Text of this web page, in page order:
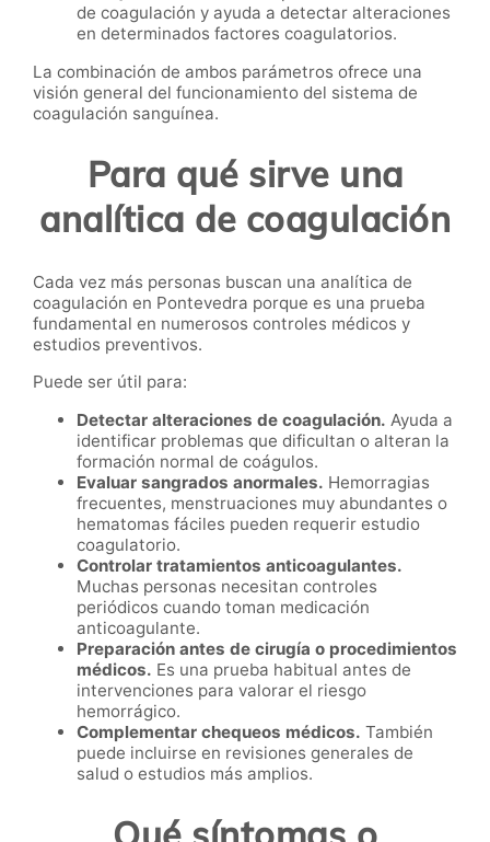
de coagulación y ayuda a detectar alteraciones
en determinados factores coagulatorios.
La combinación de ambos parámetros ofrece una
visión general del funcionamiento del sistema de
coagulación sanguínea.
Para qué sirve una
analítica de coagulación
Cada vez más personas buscan una analítica de
coagulación en Pontevedra porque es una prueba
fundamental en numerosos controles médicos y
estudios preventivos.
Puede ser útil para:
Detectar alteraciones de coagulación. Ayuda a
identificar problemas que dificultan o alteran la
formación normal de coágulos.
Evaluar sangrados anormales. Hemorragias
frecuentes, menstruaciones muy abundantes o
hematomas fáciles pueden requerir estudio
coagulatorio.
Controlar tratamientos anticoagulantes.
Muchas personas necesitan controles
periódicos cuando toman medicación
anticoagulante.
Preparación antes de cirugía o procedimientos
médicos. Es una prueba habitual antes de
intervenciones para valorar el riesgo
hemorrágico.
Complementar chequeos médicos. También
puede incluirse en revisiones generales de
salud o estudios más amplios.